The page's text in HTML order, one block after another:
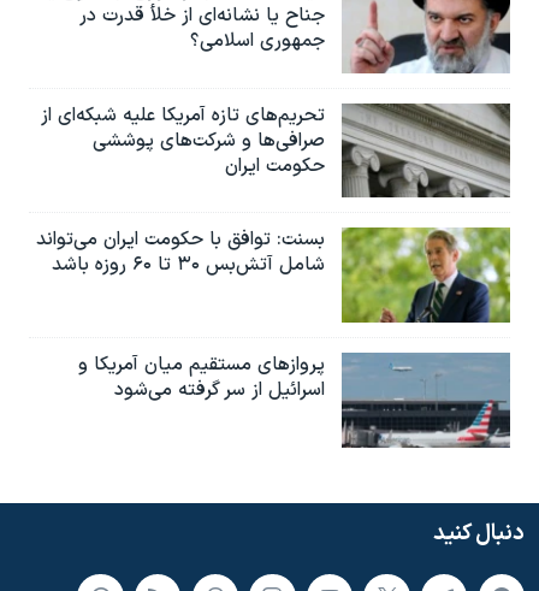
جناح یا نشانه‌ای از خلأ قدرت در
جمهوری اسلامی؟
تحریم‌های تازه آمریکا علیه شبکه‌ای از
صرافی‌ها و شرکت‌های پوششی
حکومت ایران
بسنت: توافق با حکومت ایران می‌تواند
شامل آتش‌بس ۳۰ تا ۶۰ روزه باشد
پروازهای مستقیم میان آمریکا و
اسرائیل از سر گرفته می‌شود
دنبال کنید